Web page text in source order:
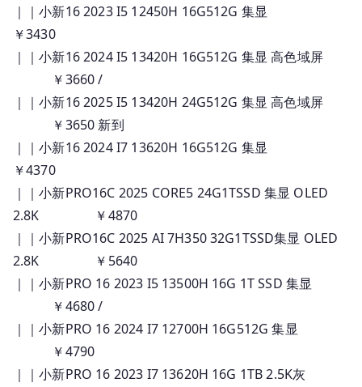
｜｜小新16 2023 I5 12450H 16G512G 集显
￥3430
｜｜小新16 2024 I5 13420H 16G512G 集显 高色域屏
￥3660 /
｜｜小新16 2025 I5 13420H 24G512G 集显 高色域屏
￥3650 新到
｜｜小新16 2024 I7 13620H 16G512G 集显
￥4370
｜｜小新PRO16C 2025 CORE5 24G1TSSD 集显 OLED
2.8K ￥4870
｜｜小新PRO16C 2025 AI 7H350 32G1TSSD集显 OLED
2.8K ￥5640
｜｜小新PRO 16 2023 I5 13500H 16G 1T SSD 集显
￥4680 /
｜｜小新PRO 16 2024 I7 12700H 16G512G 集显
￥4790
｜｜小新PRO 16 2023 I7 13620H 16G 1TB 2.5K灰